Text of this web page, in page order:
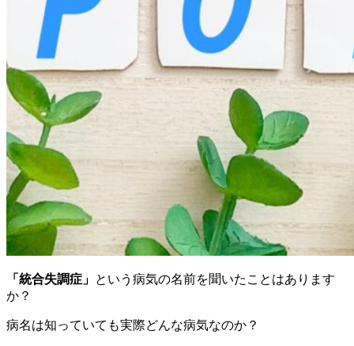
「統合失調症」 という病気の名前を聞いたことはあります
か？
病名は知っていても実際どんな病気なのか？